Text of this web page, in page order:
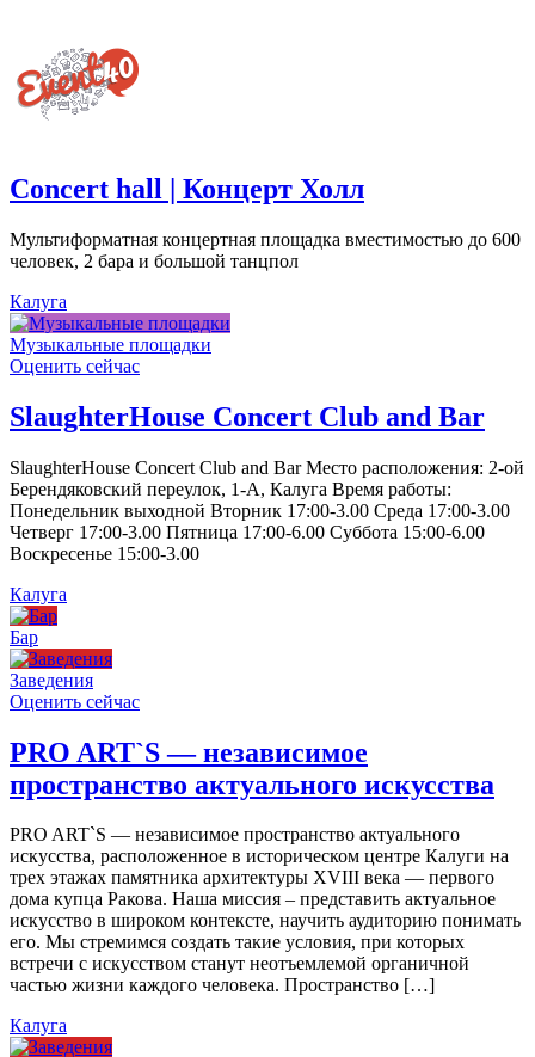
Concert hall | Концерт Холл
Мультиформатная концертная площадка вместимостью до 600
человек, 2 бара и большой танцпол
Калуга
Музыкальные площадки
Оценить сейчас
SlaughterHouse Concert Club and Bar
SlaughterHouse Concert Club and Bar Место расположения: 2-ой
Берендяковский переулок, 1-А, Калуга Время работы:
Понедельник выходной Вторник 17:00-3.00 Среда 17:00-3.00
Четверг 17:00-3.00 Пятница 17:00-6.00 Суббота 15:00-6.00
Воскресенье 15:00-3.00
Калуга
Бар
Заведения
Оценить сейчас
PRO ART`S — независимое
пространство актуального искусства
PRO ART`S — независимое пространство актуального
искусства, расположенное в историческом центре Калуги на
трех этажах памятника архитектуры XVIII века — первого
дома купца Ракова. Наша миссия – представить актуальное
искусство в широком контексте, научить аудиторию понимать
его. Мы стремимся создать такие условия, при которых
встречи с искусством станут неотъемлемой органичной
частью жизни каждого человека. Пространство […]
Калуга